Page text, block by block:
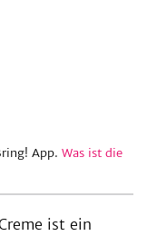
App. Was ist die
ist ein